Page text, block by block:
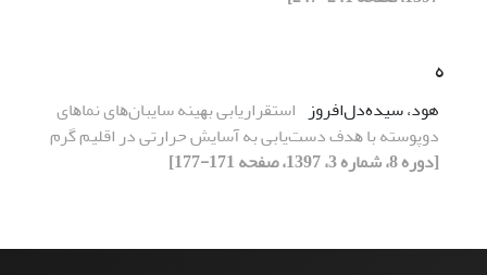
ه
هود، سیده‌دل‌افروز اﺳﺘﻘﺮاریاﺑﯽ ﺑﻬﯿﻨﻪ ﺳﺎیبانﻫﺎی ﻧﻤﺎﻫﺎی
دوﭘﻮﺳﺘﻪ ﺑﺎ ﻫﺪف دﺳﺖیاﺑﯽ ﺑﻪ آﺳﺎیش ﺣﺮارﺗﯽ در اﻗﻠﯿﻢ ﮔﺮم
[دوره 8، شماره 3، 1397، صفحه 171-177]